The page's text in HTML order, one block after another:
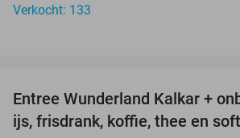
Verkocht: 133
Entree Wunderland Kalkar +
ijs, frisdrank, koffie, thee en